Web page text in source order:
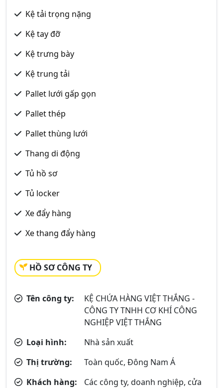
Kệ tải trọng nặng
Kệ tay đỡ
Kệ trưng bày
Kệ trung tải
Pallet lưới gấp gọn
Pallet thép
Pallet thùng lưới
Thang di động
Tủ hồ sơ
Tủ locker
Xe đẩy hàng
Xe thang đẩy hàng
HỒ SƠ CÔNG TY
Tên công ty:
KỆ CHỨA HÀNG VIỆT THẮNG -
CÔNG TY TNHH CƠ KHÍ CÔNG
NGHIỆP VIỆT THẮNG
Loại hình:
Nhà sản xuất
Thị trường:
Toàn quốc, Đông Nam Á
Khách hàng:
Các công ty, doanh nghiệp, cửa